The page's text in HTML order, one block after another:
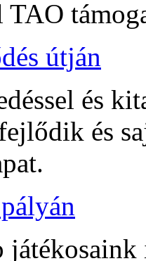
útján
és
és